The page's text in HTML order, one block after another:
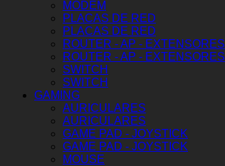
MODEM
PLACAS DE RED
PLACAS DE RED
ROUTER - AP - EXTENSORES
ROUTER - AP - EXTENSORES
SWITCH
SWITCH
GAMING
AURICULARES
AURICULARES
GAME PAD - JOYSTICK
GAME PAD - JOYSTICK
MOUSE